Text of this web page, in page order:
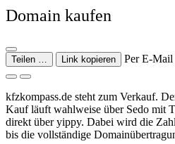
Domain kaufen
Teilen … Link kopieren Per E-Mail
kfzkompass.de steht zum Verkauf.
Kauf läuft wahlweise über Sedo mit
direkt über yippy. Dabei wird die
bis die vollständige